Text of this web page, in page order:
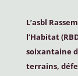
L’asbl
l’Habitat (
soixantaine
terrains,